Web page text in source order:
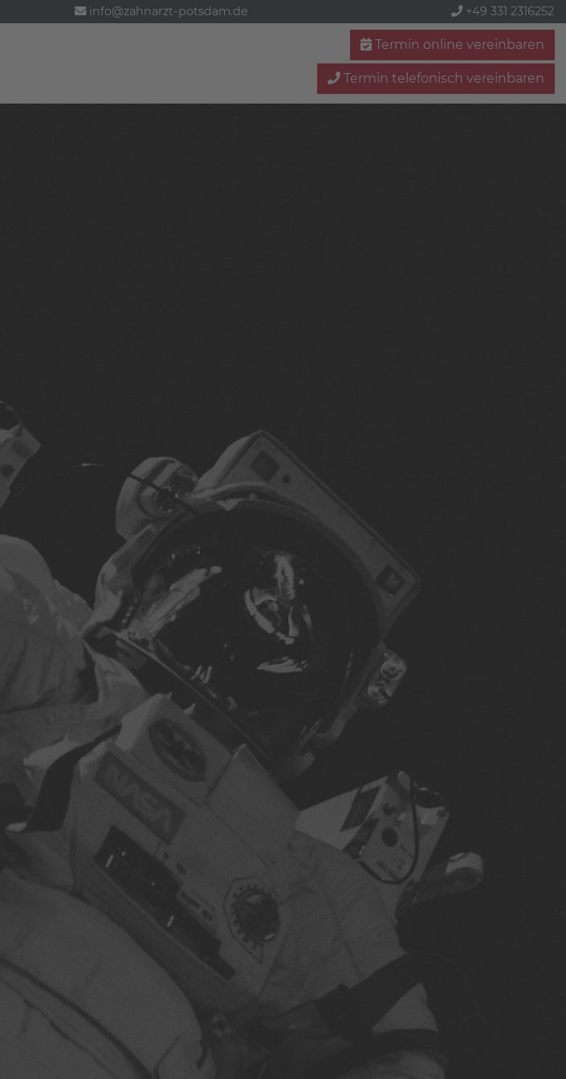
info@zahnarzt-potsdam.de +49 331 2316252
Termin online vereinbaren
Termin telefonisch vereinbaren